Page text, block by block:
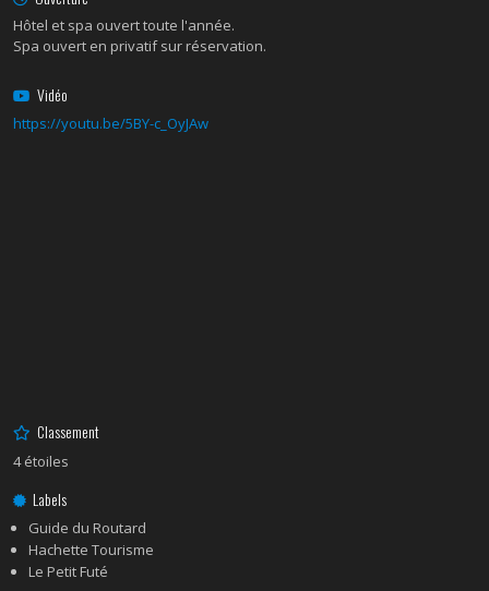
Hôtel et spa ouvert toute l'année.
Spa ouvert en privatif sur réservation.
Vidéo
https://youtu.be/5BY-c_OyJAw
Classement
4 étoiles
Labels
Guide du Routard
Hachette Tourisme
Le Petit Futé